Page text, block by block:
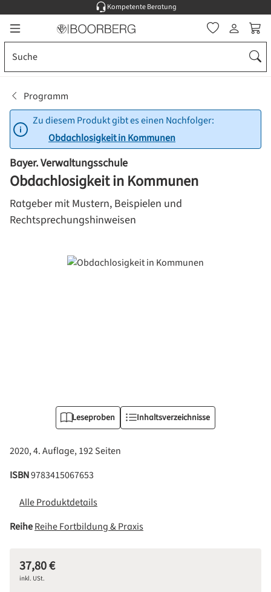
Zum Hauptinhalt springen
Kompetente Beratung
Programm
Zu diesem Produkt gibt es einen Nachfolger:
Obdachlosigkeit in Kommunen
Bayer. Verwaltungsschule
Obdachlosigkeit in Kommunen
Ratgeber mit Mustern, Beispielen und
Rechtsprechungshinweisen
Bildergalerie überspringen
Leseproben Inhaltsverzeichnisse
2020, 4. Auflage, 192 Seiten
ISBN9783415067653
Alle Produktdetails
ReiheReihe Fortbildung & Praxis
Regulärer Preis:
37,80 €
inkl. USt.